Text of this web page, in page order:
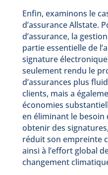
Enfin, examinons le
d’assurance Allstate.
d’assurance, la
partie essentielle de
signature
seulement rendu le
d’assurances plus
clients, mais a
économies
en éliminant le
obtenir des
réduit son empreinte
ainsi à l’effort global
changement